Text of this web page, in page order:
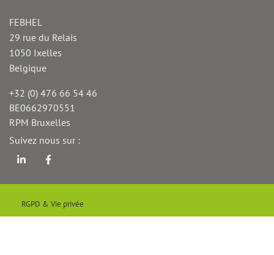
FEBHEL
29 rue du Relais
1050 Ixelles
Belgique
Téléphone
+32 (0) 476 66 54 46
TVA
BE0662970551
Fax
RPM Bruxelles
Suivez nous sur :
Menu
Pied
RGPD & Vie privée